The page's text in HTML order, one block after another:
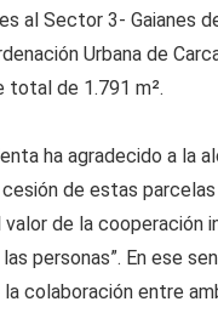
al Sector 3- Gaianes
Urbana de
total de 1.791 m².
ha agradecido a la
de estas parcelas
valor de la cooperación
personas”. En ese
colaboración entre